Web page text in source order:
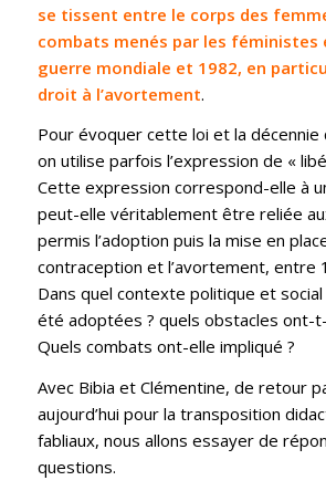
se tissent entre le corps des
combats menés par les féministes
guerre mondiale et 1982, en
droit à l’avortement.
Pour évoquer cette loi et la décennie
on utilise parfois l’expression de «
Cette expression correspond-elle à
peut-elle véritablement être reliée
permis l’adoption puis la mise en
contraception et l’avortement, entre
Dans quel contexte politique et
été adoptées ? quels obstacles ont-
Quels combats ont-elle impliqué ?
Avec Bibia et Clémentine, de retour
aujourd’hui pour la transposition
fabliaux, nous allons essayer de
questions.